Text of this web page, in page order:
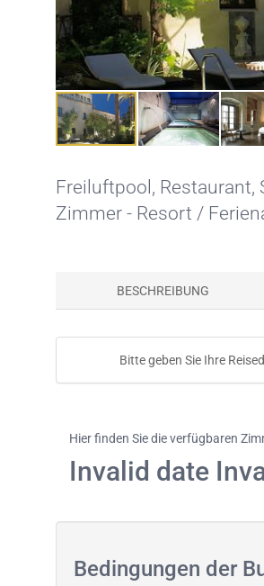
Freiluftpool , Restaurant,
Zimmer - Resort /
BESCHREIBUNG
Bitte geben Sie Ihre
Hier finden Sie die verfügbaren
Invalid date
Bedingungen der